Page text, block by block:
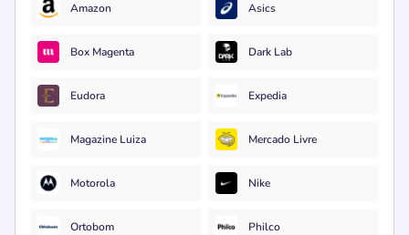
Amazon Asics
Box Magenta Dark Lab
Eudora Expedia
Magazine Luiza Mercado Livre
Motorola Nike
Ortobom Philco